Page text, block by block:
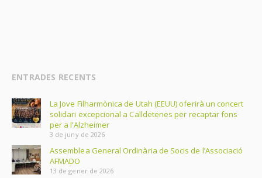
ENTRADES RECENTS
La Jove Filharmònica de Utah (EEUU) oferirà un concert
solidari excepcional a Calldetenes per recaptar fons
per a l’Alzheimer
3 de juny de 2026
Assemblea General Ordinària de Socis de l’Associació
AFMADO
13 de gener de 2026